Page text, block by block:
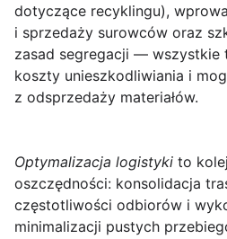
dotyczące recyklingu),
i sprzedaży surowców oraz
zasad segregacji — wszystkie
koszty unieszkodliwiania i
z odsprzedaży materiałów.
Optymalizacja logistyki to
oszczędności: konsolidacja
częstotliwości odbiorów i
minimalizacji pustych